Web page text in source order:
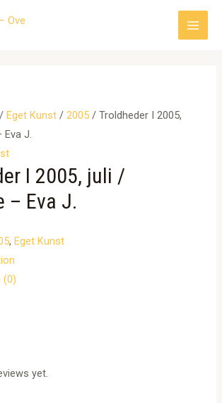
Main
/Eget Kunst /2005 / Troldheder I 2005,
Eva J.
I 2005, juli /
– Eva J.
,Eget Kunst
(0)
yet.